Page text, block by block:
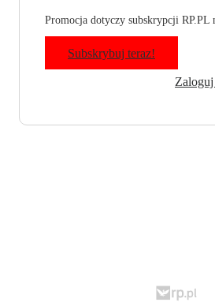
Promocja dotyczy subskrypcji RP.PL
Subskrybuj teraz!
Zaloguj